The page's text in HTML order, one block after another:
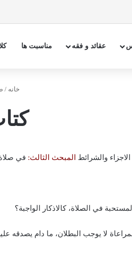
عقائد و فقه مناسبت ها
خانه /
والشرائط المبحث الثالث: في
لا يوجب البطلان، ما دام يصدقه عليها